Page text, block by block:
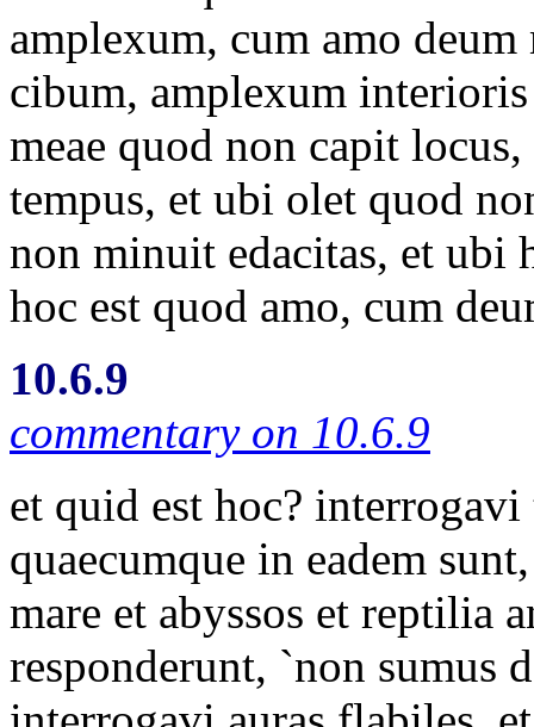
amplexum, cum amo
cibum, amplexum
meae quod non capit
tempus, et ubi olet quod
non minuit edacitas, et ubi
hoc est quod amo, cum
10.6.9
commentary on 10.6.9
et quid est hoc?
quaecumque in eadem
mare et abyssos et reptilia
responderunt, `non sumus